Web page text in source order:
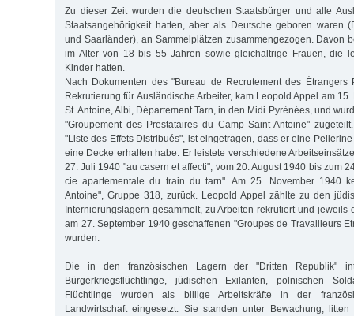
Zu dieser Zeit wurden die deutschen Staatsbürger und alle
Staatsangehörigkeit hatten, aber als Deutsche geboren waren
und Saarländer), an Sammelplätzen zusammengezogen. Davon
im Alter von 18 bis 55 Jahren sowie gleichaltrige Frauen, die
Kinder hatten.
Nach Dokumenten des "Bureau de Recrutement des Étrangers
Rekrutierung für Ausländische Arbeiter, kam Leopold Appel am
St. Antoine, Albi, Département Tarn, in den Midi Pyrènées, und
"Groupement des Prestataires du Camp Saint-Antoine"
"Liste des Effets Distribués", ist eingetragen, dass er eine
eine Decke erhalten habe. Er leistete verschiedene
27. Juli 1940 "au casern et affecti", vom 20. August 1940 bis zum
cie apartementale du train du tarn". Am 25. November 1940
Antoine", Gruppe 318, zurück. Leopold Appel zählte zu den
Internierungslagern gesammelt, zu Arbeiten rekrutiert und jeweils
am 27. September 1940 geschaffenen "Groupes de Travailleurs
wurden.
Die in den französischen Lagern der "Dritten Republik"
Bürgerkriegsflüchtlinge, jüdischen Exilanten, polnischen
Flüchtlinge wurden als billige Arbeitskräfte in der
Landwirtschaft eingesetzt. Sie standen unter Bewachung,